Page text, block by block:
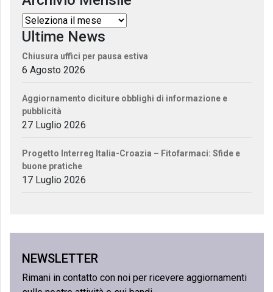
Ultime News
Chiusura uffici per pausa estiva
6 Agosto 2026
Aggiornamento diciture obblighi di informazione e
pubblicità
27 Luglio 2026
Progetto Interreg Italia-Croazia – Fitofarmaci: Sfide e
buone pratiche
17 Luglio 2026
NEWSLETTER
Rimani in contatto con noi per ricevere aggiornamenti